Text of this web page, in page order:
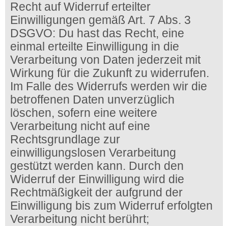
Recht auf Widerruf erteilter
Einwilligungen gemäß Art. 7 Abs. 3
DSGVO: Du hast das Recht, eine
einmal erteilte Einwilligung in die
Verarbeitung von Daten jederzeit mit
Wirkung für die Zukunft zu widerrufen.
Im Falle des Widerrufs werden wir die
betroffenen Daten unverzüglich
löschen, sofern eine weitere
Verarbeitung nicht auf eine
Rechtsgrundlage zur
einwilligungslosen Verarbeitung
gestützt werden kann. Durch den
Widerruf der Einwilligung wird die
Rechtmäßigkeit der aufgrund der
Einwilligung bis zum Widerruf erfolgten
Verarbeitung nicht berührt;